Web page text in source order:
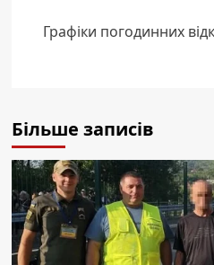
Графіки погодинних
Більше записів